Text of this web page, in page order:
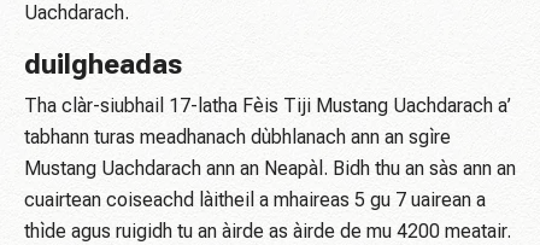
Uachdarach.
duilgheadas
Tha clàr-siubhail 17-latha Fèis Tiji Mustang Uachdarach a’
tabhann turas meadhanach dùbhlanach ann an sgìre
Mustang Uachdarach ann an Neapàl. Bidh thu an sàs ann an
cuairtean coiseachd làitheil a mhaireas 5 gu 7 uairean a
thìde agus ruigidh tu an àirde as àirde de mu 4200 meatair.